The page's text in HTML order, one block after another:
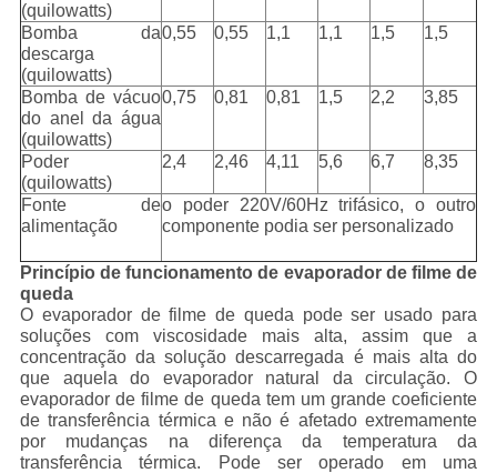
(quilowatts)
Bomba da
descarga
(quilowatts)
0,55 0,55 1,1 1,1 1,5 1,5
Bomba de vácuo
do anel da água
(quilowatts)
0,75 0,81 0,81 1,5 2,2 3,85
Poder
(quilowatts)
2,4 2,46 4,11 5,6 6,7 8,35
Fonte de
alimentação
o poder 220V/60Hz trifásico, o outro
componente podia ser personalizado
Princípio de funcionamento de evaporador de filme de
queda
O evaporador de filme de queda pode ser usado para
soluções com viscosidade mais alta, assim que a
concentração da solução descarregada é mais alta do
que aquela do evaporador natural da circulação. O
evaporador de filme de queda tem um grande coeficiente
de transferência térmica e não é afetado extremamente
por mudanças na diferença da temperatura da
transferência térmica. Pode ser operado em uma